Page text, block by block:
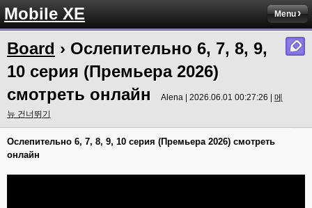
Mobile XE Menu
Board › Ослепительно 6, 7, 8, 9,
10 серия (Премьера 2026)
смотреть онлайн
Alena | 2026.06.01 00:27:26 | 메
뉴 건너뛰기
Ослепительно 6, 7, 8, 9, 10 серия (Премьера 2026) смотреть
онлайн